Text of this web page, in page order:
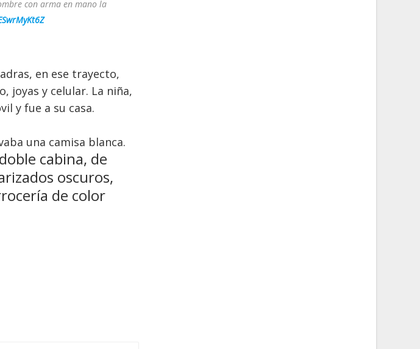
con arma en mano la
en ese trayecto,
joyas y celular. La niña,
y fue a su casa.
una camisa blanca.
cabina, de
oscuros,
de color